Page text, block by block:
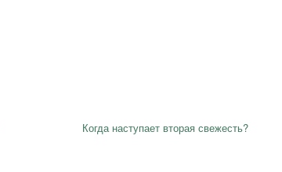
Когда наступает вторая свежесть?